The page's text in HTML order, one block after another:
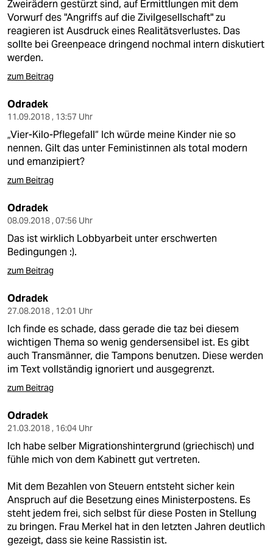
Zweirädern gestürzt sind, auf Ermittlungen mit dem
Vorwurf des "Angriffs auf die Zivilgesellschaft" zu
reagieren ist Ausdruck eines Realitätsverlustes. Das
sollte bei Greenpeace dringend nochmal intern diskutiert
werden.
zum Beitrag
Odradek
11.09.2018 , 13:57 Uhr
„Vier-Kilo-Pflegefall“ Ich würde meine Kinder nie so
nennen. Gilt das unter Feministinnen als total modern
und emanzipiert?
zum Beitrag
Odradek
08.09.2018 , 07:56 Uhr
Das ist wirklich Lobbyarbeit unter erschwerten
Bedingungen :).
zum Beitrag
Odradek
27.08.2018 , 12:01 Uhr
Ich finde es schade, dass gerade die taz bei diesem
wichtigen Thema so wenig gendersensibel ist. Es gibt
auch Transmänner, die Tampons benutzen. Diese werden
im Text vollständig ignoriert und ausgegrenzt.
zum Beitrag
Odradek
21.03.2018 , 16:04 Uhr
Ich habe selber Migrationshintergrund (griechisch) und
fühle mich von dem Kabinett gut vertreten.
Mit dem Bezahlen von Steuern entsteht sicher kein
Anspruch auf die Besetzung eines Ministerpostens. Es
steht jedem frei, sich selbst für diese Posten in Stellung
zu bringen. Frau Merkel hat in den letzten Jahren deutlich
gezeigt, dass sie keine Rassistin ist.